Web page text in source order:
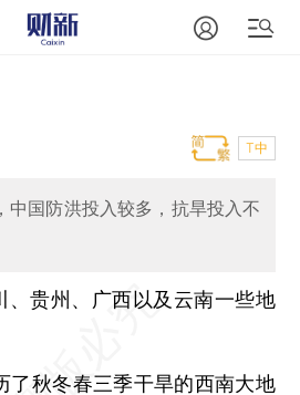
T中
中国防洪投入较多，抗旱投入不
贵州、广西以及云南一些地
秋冬春三季干旱的西南大地